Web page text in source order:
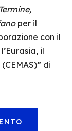
per il
con il
il
di